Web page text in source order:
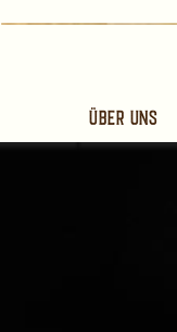
Über uns